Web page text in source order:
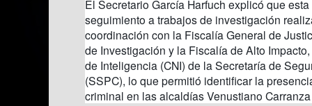
El Secretario García Harfuch explicó que
seguimiento a trabajos de investigación
coordinación con la Fiscalía General de
de Investigación y la Fiscalía de Alto
de Inteligencia (CNI) de la Secretaría de
(SSPC), lo que permitió identificar la
criminal en las alcaldías Venustiano